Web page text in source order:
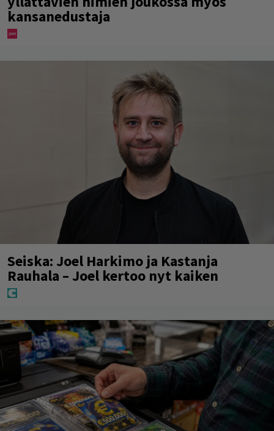
kansanedustaja
Seiska: Joel Harkimo ja Kastanja
Rauhala – Joel kertoo nyt kaiken